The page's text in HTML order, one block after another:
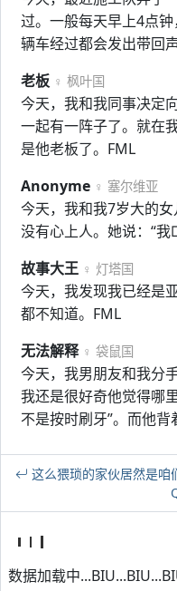
过。一般每天早上4点
辆车经过都会发出带回
老板 ♀ 枫叶国
今天，我和我同事决定
一起有一阵子了。就在
是他老板了。FML
Anonyme ♀ 塞尔维亚
今天，我和我7岁大的
没有心上人。她说：“
故事大王 ♀ 灯塔国
今天，我发现我已经是
都不知道。FML
无法解释♀ 袋鼠国
今天，我男朋友和我分
我还是很好奇他觉得哪
不是按时刷牙”。而他
这么猥琐的家伙居然是咱
数据加载中